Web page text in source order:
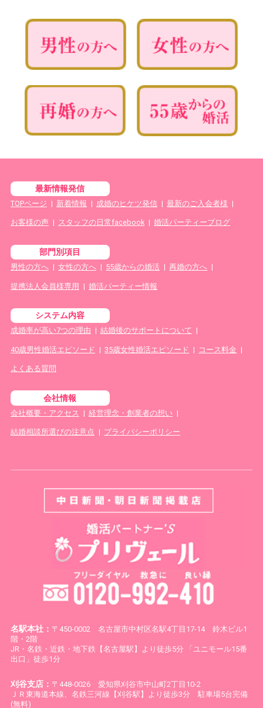
最新情報発信
TOPページ | 新着情報 | 成婚のヒケツ発信 | 最新のご入会者様 |
お客様の声| スタッフの日常facebook | 婚活パーティーブログ
部門別項目
男性の方へ| 女性の方へ | 55歳からの婚活 | 再婚の方へ |
提携法人会員様専用 | 婚活パーティー情報
システム内容
成婚率が高い7つの理由 | 結婚後のサポートについて |
40歳男性婚活エピソード | 35歳女性婚活エピソード | コース料金 |
よくある質問
会社情報
会社概要・アクセス | 経営理念・創業者の想い |
結婚相談所選びの注意点 | プライバシーポリシー
名駅本社： 〒450-0002 名古屋市中村区名駅4丁目17-14 鈴木ビル1
階・2階
JR・名鉄・近鉄・地下鉄【名古屋駅】より徒歩5分 「ユニモール15番
出口」徒歩1分
刈谷支店： 〒448-0026 愛知県刈谷市中山町2丁目10-2
ＪＲ東海道本線、名鉄三河線【刈谷駅】より徒歩3分 駐車場5台完備
(無料)